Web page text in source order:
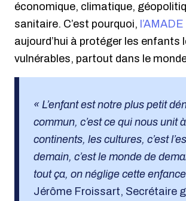
économique, climatique,
sanitaire. C’est pourquoi, l’AMADE
aujourd’hui à protéger les enfants
vulnérables, partout dans le
« L’enfant est notre plus petit
commun, c’est ce qui nous unit
continents, les cultures, c’est
demain, c’est le monde de
tout ça, on néglige cette enfance
Jérôme Froissart, Secrétaire